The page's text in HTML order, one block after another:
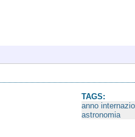
TAGS:
anno
astronomia